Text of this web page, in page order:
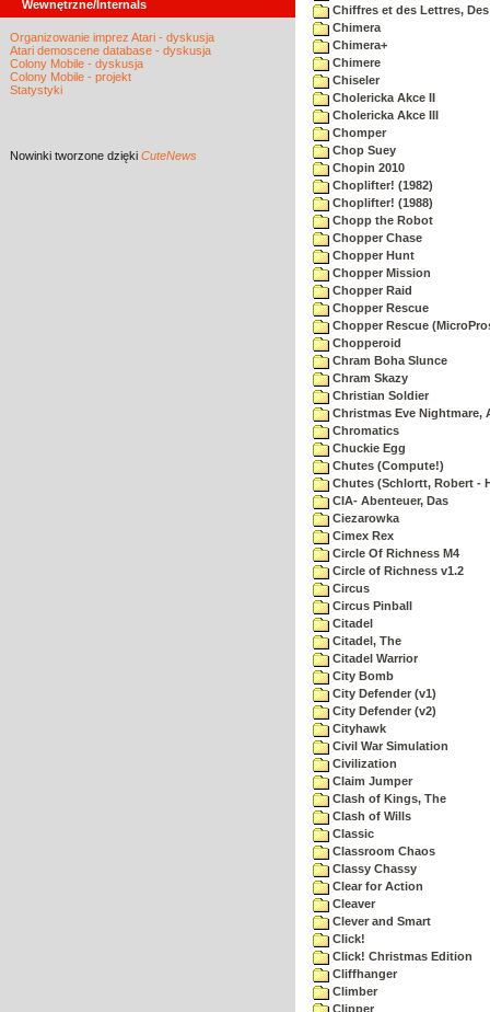
Wewnętrzne/Internals
Organizowanie imprez Atari - dyskusja
Atari demoscene database - dyskusja
Colony Mobile - dyskusja
Colony Mobile - projekt
Statystyki
Nowinki tworzone dzięki CuteNews
Chiffres et des Lettres, Des
Chimera
Chimera+
Chimere
Chiseler
Cholericka Akce II
Cholericka Akce III
Chomper
Chop Suey
Chopin 2010
Choplifter! (1982)
Choplifter! (1988)
Chopp the Robot
Chopper Chase
Chopper Hunt
Chopper Mission
Chopper Raid
Chopper Rescue
Chopper Rescue
Chopperoid
Chram Boha Slunce
Chram Skazy
Christian Soldier
Christmas Eve Nightmare,
Chromatics
Chuckie Egg
Chutes (Compute!)
Chutes (Schlortt, Robert -
CIA- Abenteuer, Das
Ciezarowka
Cimex Rex
Circle Of Richness M4
Circle of Richness v1.2
Circus
Circus Pinball
Citadel
Citadel, The
Citadel Warrior
City Bomb
City Defender (v1)
City Defender (v2)
Cityhawk
Civil War Simulation
Civilization
Claim Jumper
Clash of Kings, The
Clash of Wills
Classic
Classroom Chaos
Classy Chassy
Clear for Action
Cleaver
Clever and Smart
Click!
Click! Christmas Edition
Cliffhanger
Climber
Clipper